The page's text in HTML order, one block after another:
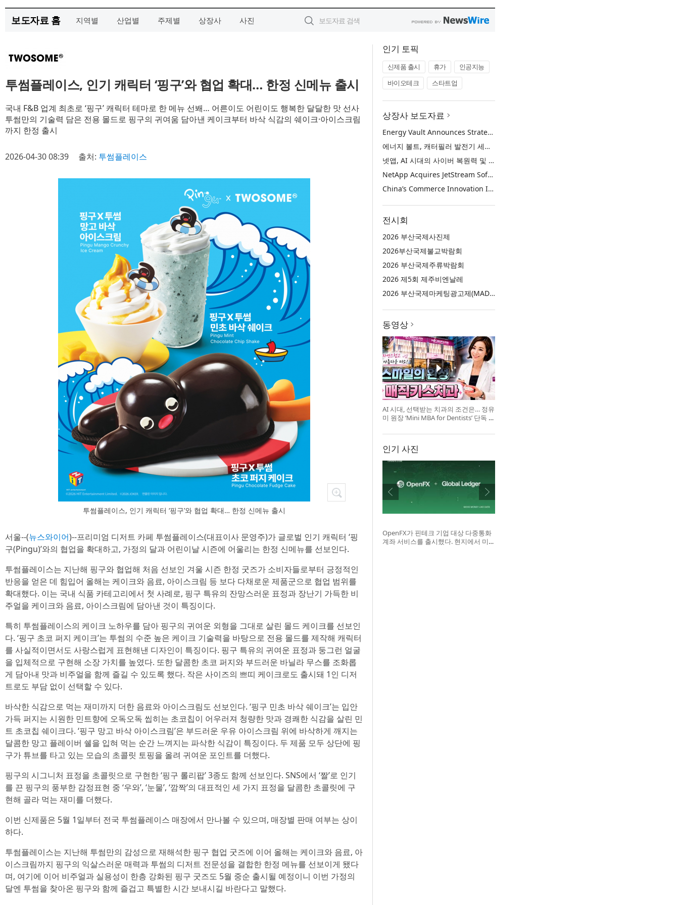
보도자료 홈 지역별 산업별 주제별 상장사 사진
투썸플레이스, 인기 캐릭터 ‘핑구’와 협업 확대… 한정 신메뉴 출시
국내 F&B 업계 최초로 ‘핑구’ 캐릭터 테마로 한 메뉴 선봬… 어른이도 어린이도 행복한 달달한 맛 선사
투썸만의 기술력 담은 전용 몰드로 핑구의 귀여움 담아낸 케이크부터 바삭 식감의 쉐이크·아이스크림
까지 한정 출시
2026-04-30 08:39 출처: 투썸플레이스
투썸플레이스, 인기 캐릭터 ‘핑구’와 협업 확대… 한정 신메뉴 출시
서울--(뉴스와이어)--프리미엄 디저트 카페 투썸플레이스(대표이사 문영주)가 글로벌 인기 캐릭터 ‘핑
구(Pingu)’와의 협업을 확대하고, 가정의 달과 어린이날 시즌에 어울리는 한정 신메뉴를 선보인다.
투썸플레이스는 지난해 핑구와 협업해 처음 선보인 겨울 시즌 한정 굿즈가 소비자들로부터 긍정적인
반응을 얻은 데 힘입어 올해는 케이크와 음료, 아이스크림 등 보다 다채로운 제품군으로 협업 범위를
확대했다. 이는 국내 식품 카테고리에서 첫 사례로, 핑구 특유의 잔망스러운 표정과 장난기 가득한 비
주얼을 케이크와 음료, 아이스크림에 담아낸 것이 특징이다.
특히 투썸플레이스의 케이크 노하우를 담아 핑구의 귀여운 외형을 그대로 살린 몰드 케이크를 선보인
다. ‘핑구 초코 퍼지 케이크’는 투썸의 수준 높은 케이크 기술력을 바탕으로 전용 몰드를 제작해 캐릭터
를 사실적이면서도 사랑스럽게 표현해낸 디자인이 특징이다. 핑구 특유의 귀여운 표정과 둥그런 얼굴
을 입체적으로 구현해 소장 가치를 높였다. 또한 달콤한 초코 퍼지와 부드러운 바닐라 무스를 조화롭
게 담아내 맛과 비주얼을 함께 즐길 수 있도록 했다. 작은 사이즈의 쁘띠 케이크로도 출시돼 1인 디저
트로도 부담 없이 선택할 수 있다.
바삭한 식감으로 먹는 재미까지 더한 음료와 아이스크림도 선보인다. ‘핑구 민초 바삭 쉐이크’는 입안
가득 퍼지는 시원한 민트향에 오독오독 씹히는 초코칩이 어우러져 청량한 맛과 경쾌한 식감을 살린 민
트 초코칩 쉐이크다. ‘핑구 망고 바삭 아이스크림’은 부드러운 우유 아이스크림 위에 바삭하게 깨지는
달콤한 망고 플레이버 쉘을 입혀 먹는 순간 느껴지는 파삭한 식감이 특징이다. 두 제품 모두 상단에 핑
구가 튜브를 타고 있는 모습의 초콜릿 토핑을 올려 귀여운 포인트를 더했다.
핑구의 시그니처 표정을 초콜릿으로 구현한 ‘핑구 롤리팝’ 3종도 함께 선보인다. SNS에서 ‘짤’로 인기
를 끈 핑구의 풍부한 감정표현 중 ‘우와’, ‘눈물’, ‘깜짝’의 대표적인 세 가지 표정을 달콤한 초콜릿에 구
현해 골라 먹는 재미를 더했다.
이번 신제품은 5월 1일부터 전국 투썸플레이스 매장에서 만나볼 수 있으며, 매장별 판매 여부는 상이
하다.
투썸플레이스는 지난해 투썸만의 감성으로 재해석한 핑구 협업 굿즈에 이어 올해는 케이크와 음료, 아
이스크림까지 핑구의 익살스러운 매력과 투썸의 디저트 전문성을 결합한 한정 메뉴를 선보이게 됐다
며, 여기에 이어 비주얼과 실용성이 한층 강화된 핑구 굿즈도 5월 중순 출시될 예정이니 이번 가정의
달엔 투썸을 찾아온 핑구와 함께 즐겁고 특별한 시간 보내시길 바란다고 말했다.
인기 토픽
신제품 출시 휴가
인공지능
바이오테크
스타트업
상장사 보도자료
Energy Vault Announces Strategic Agreement to Deploy 1.25 GW of Integrated Power Infrastructure for Hyperscaler AI Data Center with Leading Power Generation EPC Deploying Caterpillar Gensets
에너지 볼트, 캐터필러 발전기 세트 배치 중인 선도적인 발전 EPC를 통해 하이퍼스케일러 AI 데이터센터를 위한 1.25 GW 통합 전력 인프라 구축을 위한 전략적 계약 체결
넷앱, AI 시대의 사이버 복원력 및 데이터 보호 강화를 위해 젯스트림 소프트웨어 인수
NetApp Acquires JetStream Software to Advance Cyber Resilience and Data Protection for the AI Era
China’s Commerce Innovation Is Reshaping Global Retail
전시회
2026 부산국제사진제
2026부산국제불교박람회
2026 부산국제주류박람회
2026 제5회 제주비엔날레
2026 부산국제마케팅광고제(MAD STARS 2026)
동영상
AI 시대, 선택받는 치과의 조건은… 정유
미 원장 ‘Mini MBA for Dentists’ 단독 특
인기 사진
OpenFX가 핀테크 기업 대상 다중통화
계좌 서비스를 출시했다. 현지에서 미국